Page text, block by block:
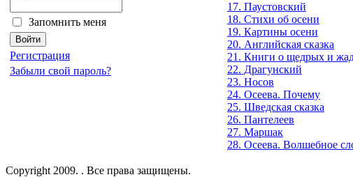
Запомнить меня
Регистрация
Забыли свой пароль?
17. Паустовский
18. Стихи об осени
19. Картины осени
20. Английская сказка
21. Книги о щедрых и
22. Драгунский
23. Носов
24. Осеева. Почему
25. Шведская сказка
26. Пантелеев
27. Маршак
28. Осеева. Волшебное
Copyright 2009. . Все права защищены.